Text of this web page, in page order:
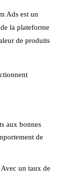
Ads est un
la plateforme
de produits
aux bonnes
de
Avec un taux de